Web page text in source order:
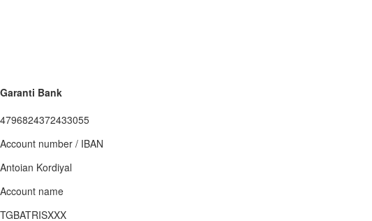
Garanti Bank
4796824372433055
Account number / IBAN
Antoian Kordiyal
Account name
TGBATRISXXX